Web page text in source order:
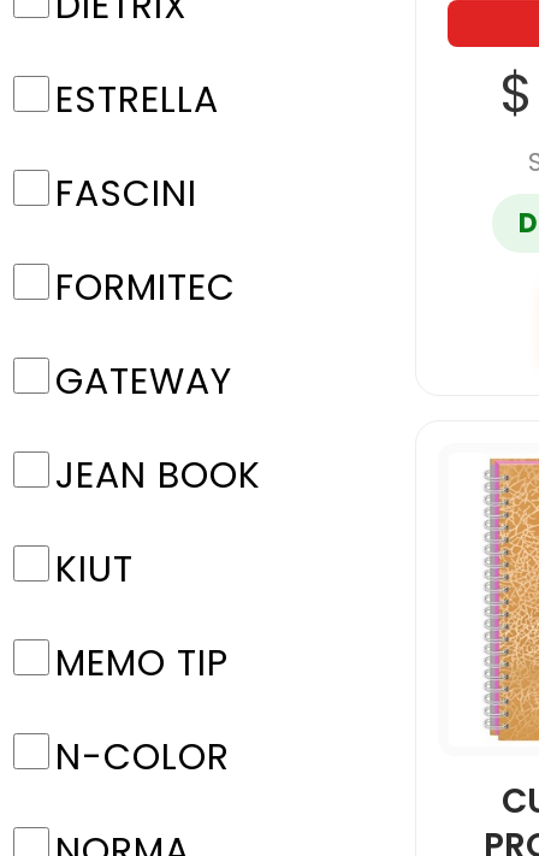
ESTRELLA
FASCINI
FORMITEC
GATEWAY
JEAN BOOK
KIUT
MEMO TIP
N-COLOR